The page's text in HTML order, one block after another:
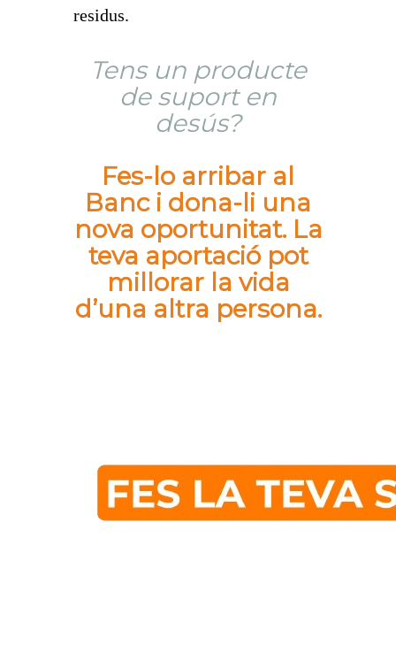
residus.
Tens un producte
de suport en
desús?
Fes-lo arribar al
Banc i dona-li una
nova oportunitat. La
teva aportació pot
millorar la vida
d’una altra persona.